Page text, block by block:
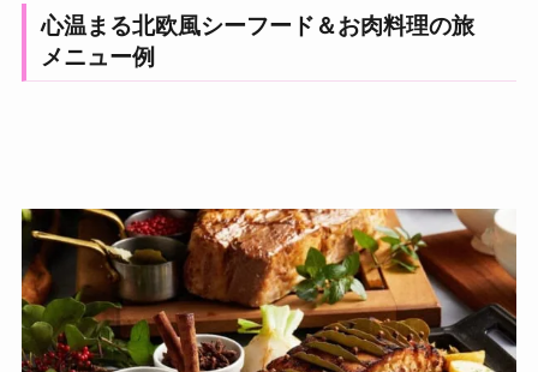
心温まる北欧風シーフード＆お肉料理の旅
メニュー例